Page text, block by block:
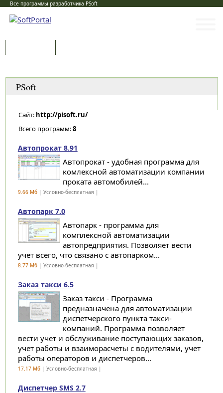
Все программы разработчика PSoft
PSoft
Сайт: http://pisoft.ru/
Всего программ:8
Автопрокат 8.91
Автопрокат - удобная программа для
комлексной автоматизации компании
проката автомобилей...
9.66 Мб| Условно-бесплатная |
Автопарк 7.0
Автопарк - программа для
комплексной автоматизации
автопредприятия. Позволяет вести
учет всего, что связано с автопарком...
8.77 Мб| Условно-бесплатная |
Заказ такси 6.5
Заказ такси - Программа
предназначена для автоматизации
диспетчерского пункта такси-
компаний. Программа позволяет
вести учет и обслуживание поступающих заказов,
учет работы и взаиморасчеты с водителями, учет
работы операторов и диспетчеров...
17.17 Мб| Условно-бесплатная |
Диспетчер SMS 2.7